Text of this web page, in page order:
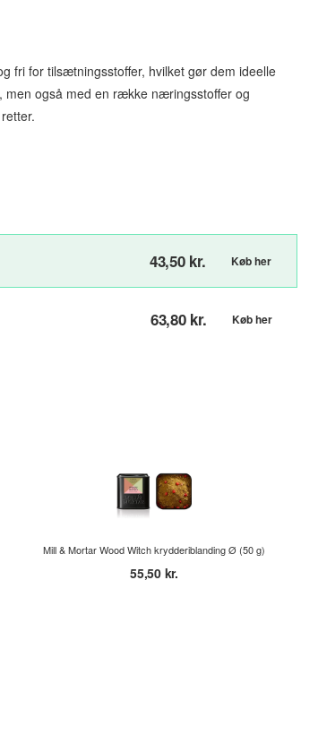
fri for tilsætningsstoffer, hvilket gør dem ideelle
men også med en række næringsstoffer og
43,50 kr. Køb her
63,80 kr. Køb her
Mill & Mortar Wood Witch krydderiblanding Ø (50 g)
55,50 kr.